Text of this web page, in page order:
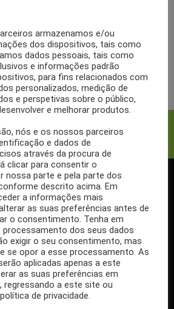
de falta de
página de Facebook, não espere mais!
em cima.
passa a receber gratuitamente os
armazenamos e/ou
dos dispositivos, tais como
dados pessoais, tais como
e informações padrão
para fins relacionados com
personalizados, medição de
e perspetivas sobre o público,
e melhorar produtos.
nós e os nossos parceiros
e dados de
através da procura de
clicar para consentir o
nossa parte e pela parte dos
descrito acima. Em
a informações mais
as suas preferências antes de
o consentimento. Tenha em
processamento dos seus dados
exigir o seu consentimento, mas
se opor a esse processamento. As
aplicadas apenas a este
as suas preferências em
regressando a este site ou
de privacidade.